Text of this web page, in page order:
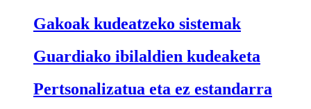
Gakoak kudeatzeko sistemak
Guardiako ibilaldien kudeaketa
Pertsonalizatua eta ez estandarra